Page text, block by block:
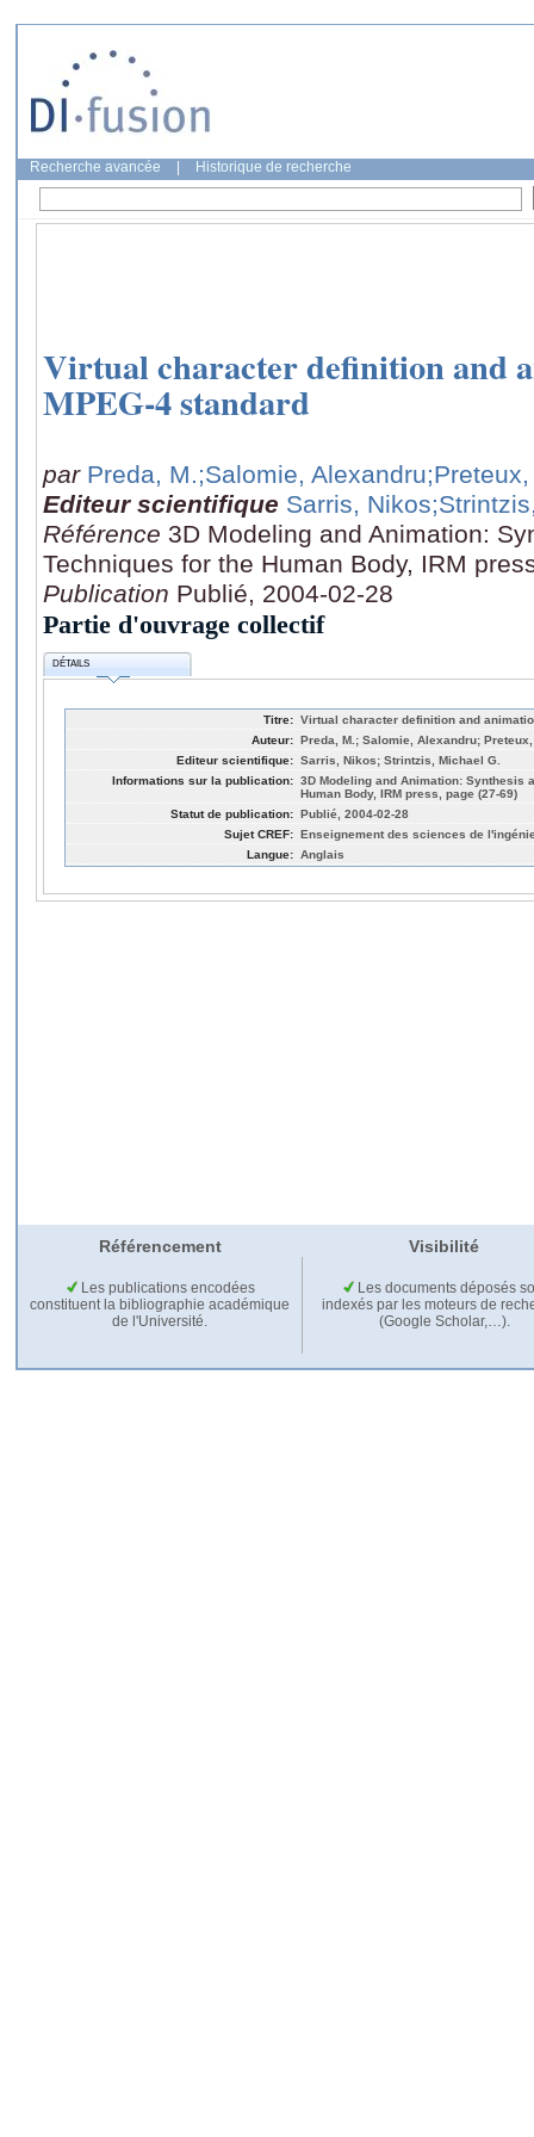
Recherche avancée Historique de recherche
Virtual character definition and
MPEG-4 standard
par Preda, M.;Salomie, Alexandru
Editeur scientifique Sarris, Nikos
Référence 3D Modeling and Animation:
Techniques for the Human Body, IRM
Publication Publié, 2004-02-28
Partie d'ouvrage collectif
DÉTAILS
Titre: Virtual character definition and
Auteur: Preda, M.; Salomie, Alexandru;
Editeur scientifique: Sarris, Nikos; Strintzis, Michael G.
Informations sur la publication: 3D Modeling and Animation: Synthesis
Human Body, IRM press, page (27-69)
Statut de publication: Publié, 2004-02-28
Sujet CREF: Enseignement des sciences de
Langue: Anglais
Référencement Visibilité
Les publications encodées
constituent la bibliographie académique
de l'Université.
Les documents déposés
indexés par les moteurs de
(Google Scholar,…).